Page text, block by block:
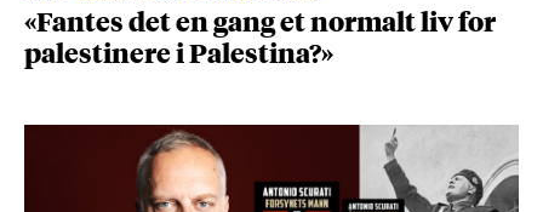
«Fantes det en gang et normalt liv for
palestinere i Palestina?»